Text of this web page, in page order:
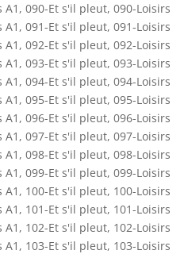
A1 , 090-Et s'il pleut, 090-Loisirs
A1 , 091-Et s'il pleut, 091-Loisirs
A1 , 092-Et s'il pleut, 092-Loisirs
A1 , 093-Et s'il pleut, 093-Loisirs
A1 , 094-Et s'il pleut, 094-Loisirs
A1 , 095-Et s'il pleut, 095-Loisirs
A1 , 096-Et s'il pleut, 096-Loisirs
A1 , 097-Et s'il pleut, 097-Loisirs
A1 , 098-Et s'il pleut, 098-Loisirs
A1 , 099-Et s'il pleut, 099-Loisirs
A1 , 100-Et s'il pleut, 100-Loisirs
A1 , 101-Et s'il pleut, 101-Loisirs
A1 , 102-Et s'il pleut, 102-Loisirs
A1 , 103-Et s'il pleut, 103-Loisirs